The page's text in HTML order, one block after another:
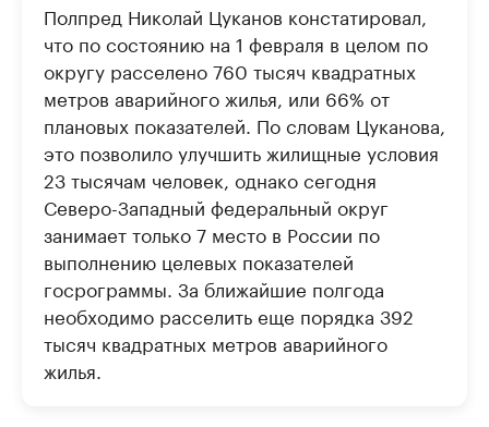
Полпред Николай Цуканов констатировал,
что по состоянию на 1 февраля в целом по
округу расселено 760 тысяч квадратных
метров аварийного жилья, или 66% от
плановых показателей. По словам Цуканова,
это позволило улучшить жилищные условия
23 тысячам человек, однако сегодня
Северо-Западный федеральный округ
занимает только 7 место в России по
выполнению целевых показателей
госрограммы. За ближайшие полгода
необходимо расселить еще порядка 392
тысяч квадратных метров аварийного
жилья.